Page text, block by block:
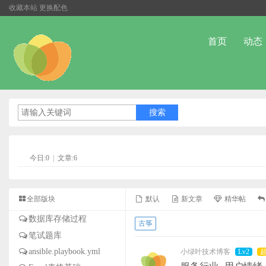
收藏本站 更换配色
首页 动态
今日:0 文章:6
全部版块
数据库存储过程
笔试题库
ansible.playbook.yml
默认 新文章 精华帖
古筝
小绿叶技术博客 Lv2